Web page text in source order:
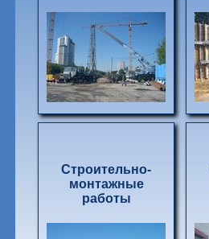
Строительно-
монтажные
работы